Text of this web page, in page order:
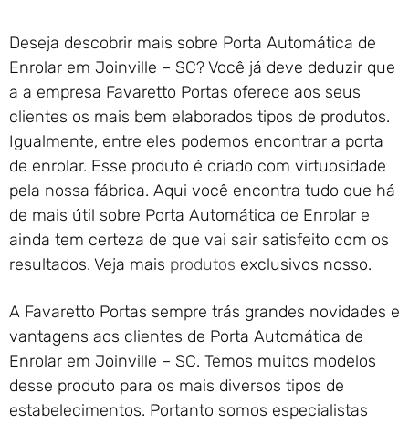
Enrolar em Petrópolis – RJ
Portão de Garagem de
Enrolar em Paraty – RJ
Portão de Garagem de
Enrolar em Nova Iguaçu – RJ
Portão de Garagem de
Enrolar em Nova Friburgo –
RJ
Deseja descobrir mais sobre Porta Automática de
Enrolar em Joinville – SC? Você já deve deduzir que
a a empresa Favaretto Portas oferece aos seus
clientes os mais bem elaborados tipos de produtos.
Igualmente, entre eles podemos encontrar a porta
de enrolar. Esse produto é criado com virtuosidade
pela nossa fábrica. Aqui você encontra tudo que há
de mais útil sobre Porta Automática de Enrolar e
ainda tem certeza de que vai sair satisfeito com os
resultados. Veja mais produtos exclusivos nosso.
A Favaretto Portas sempre trás grandes novidades e
vantagens aos clientes de Porta Automática de
Enrolar em Joinville – SC. Temos muitos modelos
desse produto para os mais diversos tipos de
estabelecimentos. Portanto somos especialistas